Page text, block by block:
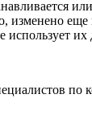
изменено
использует